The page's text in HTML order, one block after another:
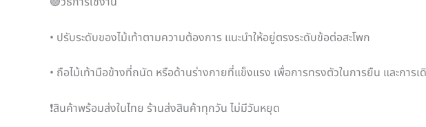
• ปรับระดับของไม้เท้าตามความต้องการ แนะนำให้อยู่ตรงระดับข้อต่อสะโพก
• ถือไม้เท้ามือข้างที่ถนัด หรือด้านร่างกายที่แข็งแรง เพื่อการทรงตัวในการยืน และการ
❗สินค้าพร้อมส่งในไทย ร้านส่งสินค้าทุกวัน ไม่มีวันหยุด